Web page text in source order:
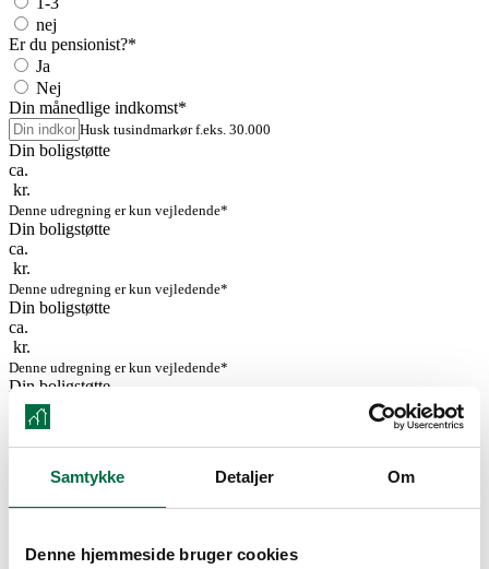
Samtykke Detaljer Om
Denne hjemmeside bruger cookies
nej
Er du pensionist?*
Ja
Nej
Din månedlige indkomst*
Husk tusindmarkør f.eks. 30.000
Din boligstøtte
ca.
kr.
Denne udregning er kun vejledende*
Din boligstøtte
ca.
kr.
Denne udregning er kun vejledende*
Din boligstøtte
ca.
kr.
Denne udregning er kun vejledende*
Din boligstøtte
ca.
kr.
Denne udregning er kun vejledende*
Hov, det ser ud til at du ikke kan få boligstøtte - tjek om du har
udfyldt alt korrekt